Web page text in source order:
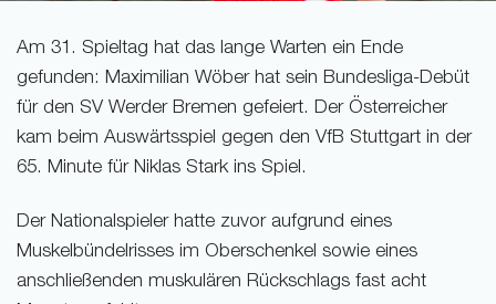
Am 31. Spieltag hat das lange Warten ein Ende
gefunden: Maximilian Wöber hat sein Bundesliga-Debüt
für den SV Werder Bremen gefeiert. Der Österreicher
kam beim Auswärtsspiel gegen den VfB Stuttgart in der
65. Minute für Niklas Stark ins Spiel.
Der Nationalspieler hatte zuvor aufgrund eines
Muskelbündelrisses im Oberschenkel sowie eines
anschließenden muskulären Rückschlags fast acht